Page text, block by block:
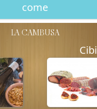
come
LA CAMBUSA
Cibi